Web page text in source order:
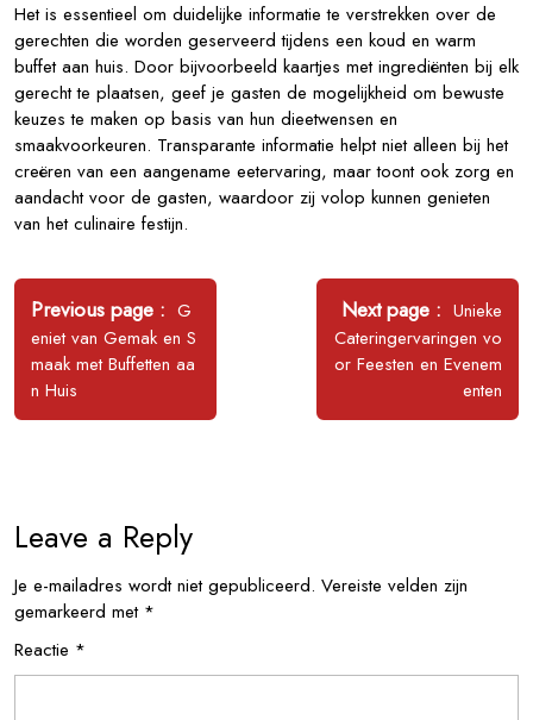
Het is essentieel om duidelijke informatie te verstrekken over de
gerechten die worden geserveerd tijdens een koud en warm
buffet aan huis. Door bijvoorbeeld kaartjes met ingrediënten bij elk
gerecht te plaatsen, geef je gasten de mogelijkheid om bewuste
keuzes te maken op basis van hun dieetwensen en
smaakvoorkeuren. Transparante informatie helpt niet alleen bij het
creëren van een aangename eetervaring, maar toont ook zorg en
aandacht voor de gasten, waardoor zij volop kunnen genieten
van het culinaire festijn.
Bericht
navigatie
Previous page
Older
Posts
G
eniet van Gemak en S
maak met Buffetten aa
n Huis
Next page
Newer
Posts
Unieke
Cateringervaringen vo
or Feesten en Evenem
enten
Leave a Reply
Je e-mailadres wordt niet gepubliceerd. Vereiste velden zijn
gemarkeerd met *
Reactie *